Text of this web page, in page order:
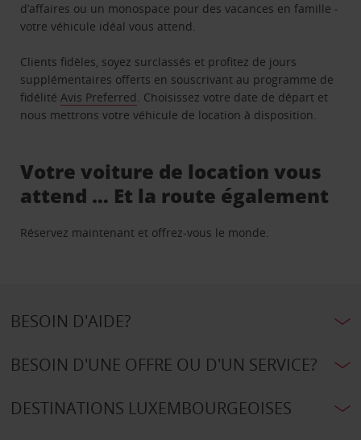
d’affaires ou un monospace pour des vacances en famille -
votre véhicule idéal vous attend.
Clients fidèles, soyez surclassés et profitez de jours
supplémentaires offerts en souscrivant au programme de
fidélitéAvis Preferred. Choisissez votre date de départ et
nous mettrons votre véhicule de location à disposition.
Votre voiture de location vous
attend … Et la route également
Réservez maintenant et offrez-vous le monde.
BESOIN D'AIDE?
BESOIN D'UNE OFFRE OU D'UN SERVICE?
DESTINATIONS LUXEMBOURGEOISES